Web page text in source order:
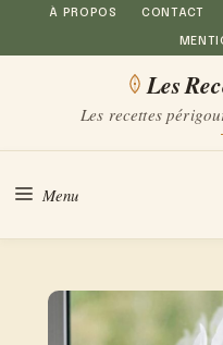
Aller
au
À PROPOS CONTACT
Les
Les recettes
Menu